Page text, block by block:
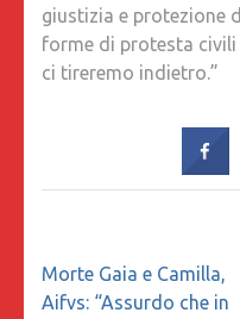
giustizia e protezione
forme di protesta civili
ci tireremo indietro.”
Navigazione
articoli
Morte Gaia e Camilla,
Aifvs: “Assurdo che in